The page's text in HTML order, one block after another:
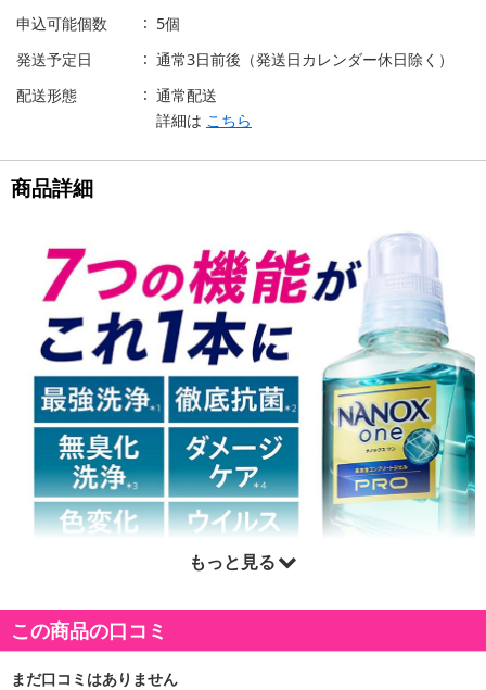
申込可能個数
5個
発送予定日
通常3日前後（発送日カレンダー休日除く）
配送形態
通常配送
詳細は こちら
商品詳細
もっと見る
この商品の口コミ